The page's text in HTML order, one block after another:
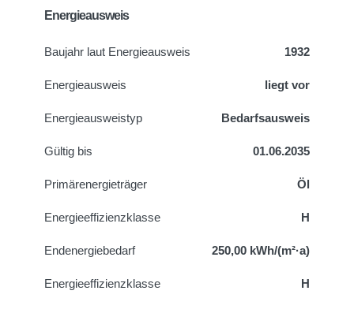
Energieausweis
Baujahr laut Energieausweis 1932
Energieausweis liegt vor
Energie­ausweistyp Bedarfsausweis
Gültig bis 01.06.2035
Primärenergieträger Öl
Energieeffizienzklasse H
Endenergiebedarf 250,00 kWh/(m²·a)
Energieeffizienzklasse H